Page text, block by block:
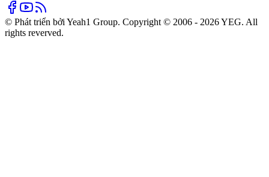
© Phát triển bởi Yeah1 Group. Copyright © 2006 - 2026 YEG. All
rights reverved.